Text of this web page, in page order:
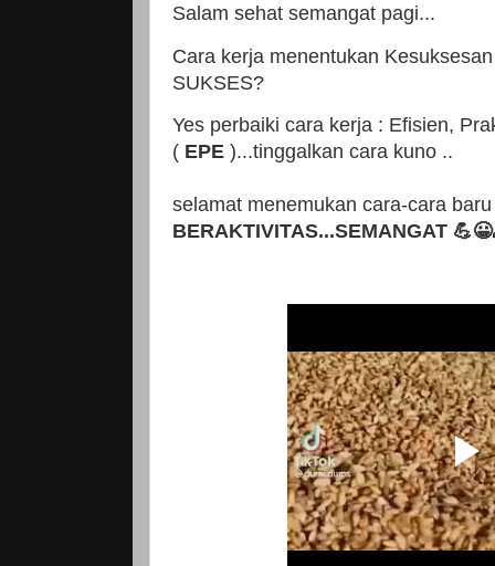
Salam sehat semangat pagi...
Cara kerja menentukan
SUKSES?
Yes perbaiki cara kerja : Efisien,
( EPE )...tinggalkan cara kuno ..
selamat menemukan cara-cara
BERAKTIVITAS...SEMANGAT